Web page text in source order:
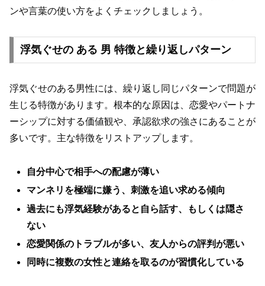
ンや言葉の使い方をよくチェックしましょう。
浮気ぐせの ある 男 特徴と繰り返しパターン
浮気ぐせのある男性には、繰り返し同じパターンで問題が
生じる特徴があります。根本的な原因は、恋愛やパートナ
ーシップに対する価値観や、承認欲求の強さにあることが
多いです。主な特徴をリストアップします。
自分中心で相手への配慮が薄い
マンネリを極端に嫌う、刺激を追い求める傾向
過去にも浮気経験があると自ら話す、もしくは隠さ
ない
恋愛関係のトラブルが多い、友人からの評判が悪い
同時に複数の女性と連絡を取るのが習慣化している